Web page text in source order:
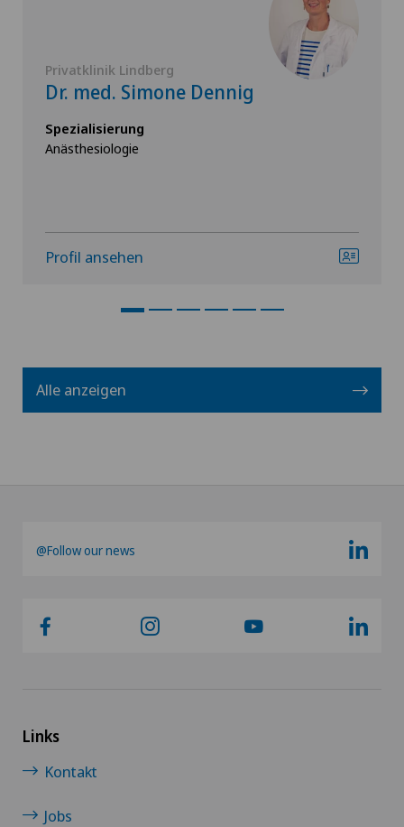
Privatklinik Lindberg
Dr. med. Simone Dennig
Spezialisierung
Anästhesiologie
Profil ansehen
Alle anzeigen
@Follow our news
Links
Kontakt
Jobs